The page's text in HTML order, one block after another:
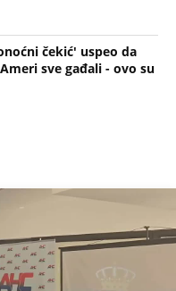
čekić' uspeo da
sve gađali - ovo su